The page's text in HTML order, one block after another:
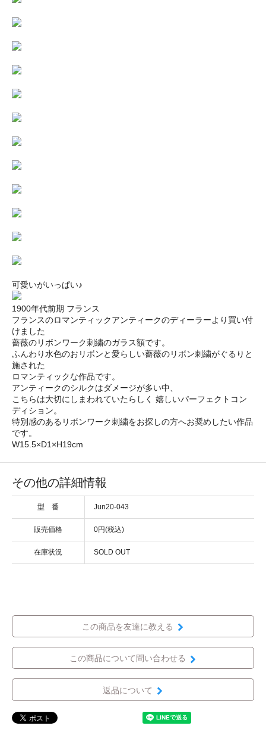
可愛いがいっぱい♪
1900年代前期 フランス
フランスのロマンティックアンティークのディーラーより買い付
けました
薔薇のリボンワーク刺繍のガラス額です。
ふんわり水色のおリボンと愛らしい薔薇のリボン刺繍がぐるりと
施された
ロマンティックな作品です。
アンティークのシルクはダメージが多い中、
こちらは大切にしまわれていたらしく 嬉しいパーフェクトコン
ディション。
特別感のあるリボンワーク刺繍をお探しの方へお奨めしたい作品
です。
W15.5×D1×H19cm
その他の詳細情報
型 番 Jun20-043
販売価格 0円(税込)
在庫状況 SOLD OUT
この商品を友達に教える
この商品について問い合わせる
返品について